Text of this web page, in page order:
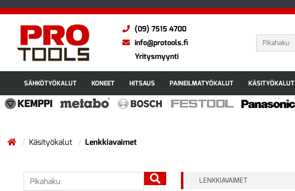
(09) 7515 4700
info@protools.fi
Yritysmyynti
SÄHKÖTYÖKALUT KONEET HITSAUS PAINEILMATYÖKALUT KÄSITYÖKALUT
Käsityökalut Lenkkiavaimet
LENKKIAVAIMET